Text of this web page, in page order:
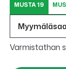
MUSTA 19
Varmistathan